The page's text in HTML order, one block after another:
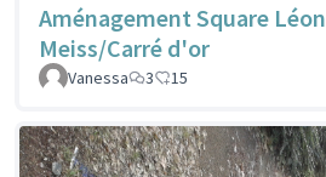
Aménagement Square Léon
Meiss/Carré d'or
Vanessa
3 15